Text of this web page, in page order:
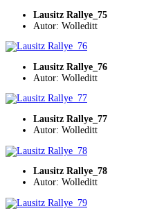
Lausitz Rallye_75
Autor: Wolleditt
Lausitz Rallye_76
Autor: Wolleditt
Lausitz Rallye_77
Autor: Wolleditt
Lausitz Rallye_78
Autor: Wolleditt